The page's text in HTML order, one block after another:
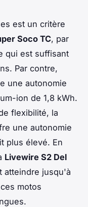
est un critère
Soco TC, par
qui est suffisant
Par contre,
une autonomie
ion de 1,8 kWh.
flexibilité, la
une autonomie
plus élevé. En
Livewire S2 Del
atteindre jusqu'à
motos